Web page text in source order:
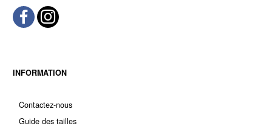
INFORMATION
Contactez-nous
Guide des tailles